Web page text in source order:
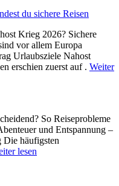
du sichere Reisen
Krieg 2026? Sichere
vor allem Europa
Urlaubsziele Nahost
erschien zuerst auf . Weiter
So Reiseprobleme
und Entspannung –
häufigsten
lesen